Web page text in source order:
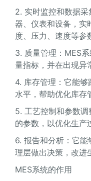
2. 实时监控和数据
器、仪表和设备，实
度、压力、速度等参
3. 质量管理：MES
量指标，并在出现异
4. 库存管理：它能
水平，帮助优化库存
5. 工艺控制和参数
的参数，以优化生产
6. 报告和分析：它
理层做出决策，改进
MES系统的作用